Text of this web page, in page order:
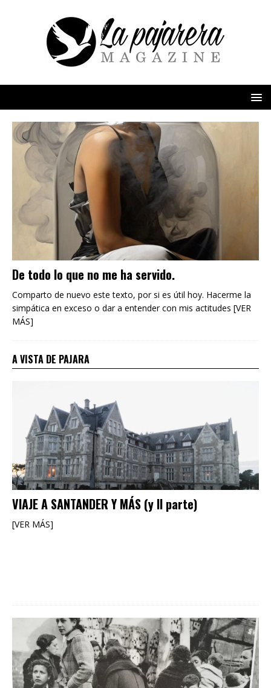
De todo lo que no me ha servido.
Comparto de nuevo este texto, por si es útil hoy. Hacerme la
simpática en exceso o dar a entender con mis actitudes [VER
MÁS]
A VISTA DE PAJARA
VIAJE A SANTANDER Y MÁS (y II parte)
[VER MÁS]